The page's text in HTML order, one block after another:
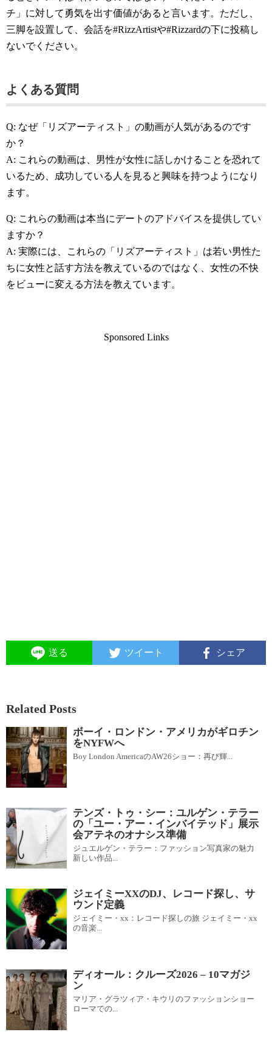
チ」に対して勇気を出す価値があると言います。ただし、
三脚を設置して、会話を#RizzArtistや#Rizzardの下に投稿し
ないでください。
よくある質問
Q: なぜ「リズアーティスト」の動画が人気があるのです
か？
A: これらの動画は、男性が女性に話しかけることを恐れて
いるため、成功している人を見ると興味を持つようになり
ます。
Q: これらの動画は本当にデートのアドバイスを提供してい
ますか？
A: 実際には、これらの「リズアーティスト」は若い男性た
ちに女性と話す方法を教えているのではなく、女性の不快
をビューに変える方法を教えています。
Sponsored Links
送る ツイート シェア
Related Posts
ボーイ・ロンドン・アメリカがギロチン
をNYFWへ
Boy London AmericaのAW26ショー：再び輝...
テンズ・トゥ・シー：ユルゲン・テラー
の「ユー・アー・インバイテッド」展示
会アテネのオナシス準備
ジュエルゲン・テラー：ファッション写真家の魅力
新しい作品...
ジェイミーXXのDJ、レコード探し、サ
ウンド定義
ジェイミー・xx：レコード探しの旅 ジェイミー・xx
の音楽...
ディオール：クルーズ2026 – 10マガジ
ン
マリア・グラツィア・キウリのファッションショー
ローマでの...